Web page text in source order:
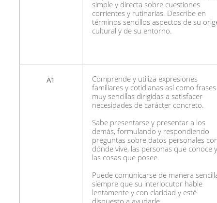
simple y directa sobre cuestiones
corrientes y rutinarias. Describe en
términos sencillos aspectos de su
cultural y de su entorno.
A1
Comprende y utiliza expresiones
familiares y cotidianas así como frases
muy sencillas dirigidas a satisfacer
necesidades de carácter concreto.
Sabe presentarse y presentar a los
demás, formulando y respondiendo
preguntas sobre datos personales
dónde vive, las personas que conoce y
las cosas que posee.
Puede comunicarse de manera
siempre que su interlocutor hable
lentamente y con claridad y esté